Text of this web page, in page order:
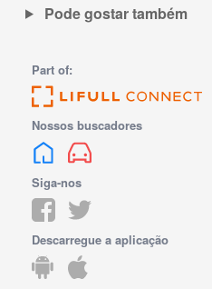
Pode gostar também
Part of:
Nossos buscadores
Siga-nos
Descarregue a aplicação